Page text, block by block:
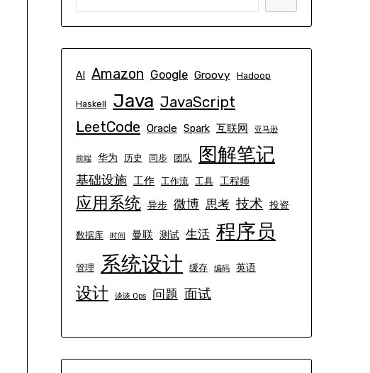
AI Amazon Google Groovy Hadoop
Haskell Java JavaScript
LeetCode Oracle Spark 互联网 亚马逊
前端 华为 历史 同步 团队 图解笔记
基础设施 工作 工作流 工具 工程师
应用系统 异步 微博 思考 技术 投资
数据库 时间 曼联 测试 生活 程序员
管理 系统设计 缓存 编码 英语
设计 谈谈 Ops 问题 面试